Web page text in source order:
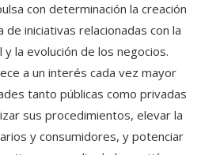
con determinación la creación
de iniciativas relacionadas con la
la evolución de los negocios.
a un interés cada vez mayor
tanto públicas como privadas
sus procedimientos, elevar la
y consumidores, y potenciar